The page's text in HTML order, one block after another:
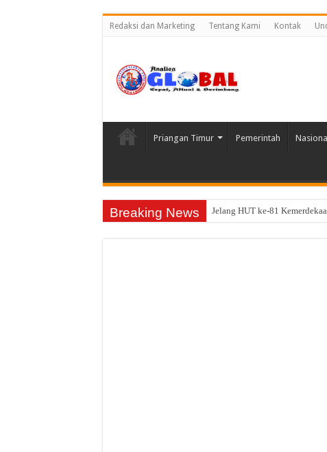
Redaksi dan Marketing Tentang Kami Kontak
Priangan Timur Pemerintah Nasional
Breaking News Jelang HUT ke-81